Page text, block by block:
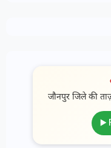
जौनपुर जिले की
▶️